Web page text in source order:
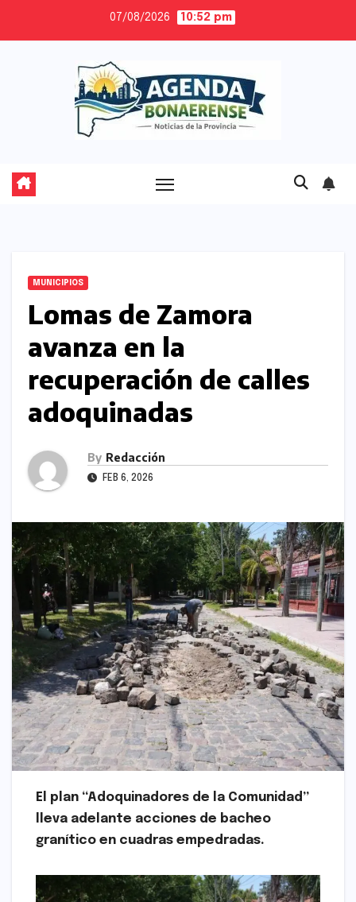
07/08/2026 10:52 pm
MUNICIPIOS
Lomas de Zamora
avanza en la
recuperación de calles
adoquinadas
By Redacción
FEB 6, 2026
El plan “Adoquinadores de la Comunidad”
lleva adelante acciones de bacheo
granítico en cuadras empedradas.